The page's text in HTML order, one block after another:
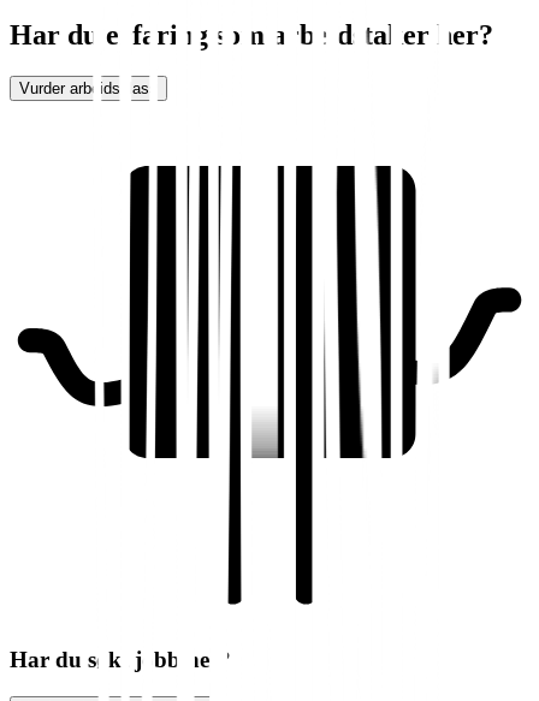
Har du erfaring som arbeidstaker her?
Vurder arbeidsplass
Har du søkt jobb her?